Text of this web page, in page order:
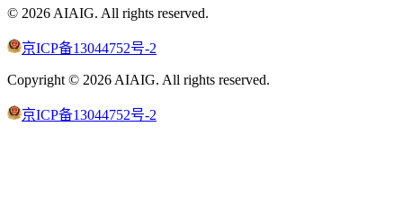
© 2026 AIAIG. All rights reserved.
京ICP备13044752号-2
Copyright © 2026 AIAIG. All rights reserved.
京ICP备13044752号-2